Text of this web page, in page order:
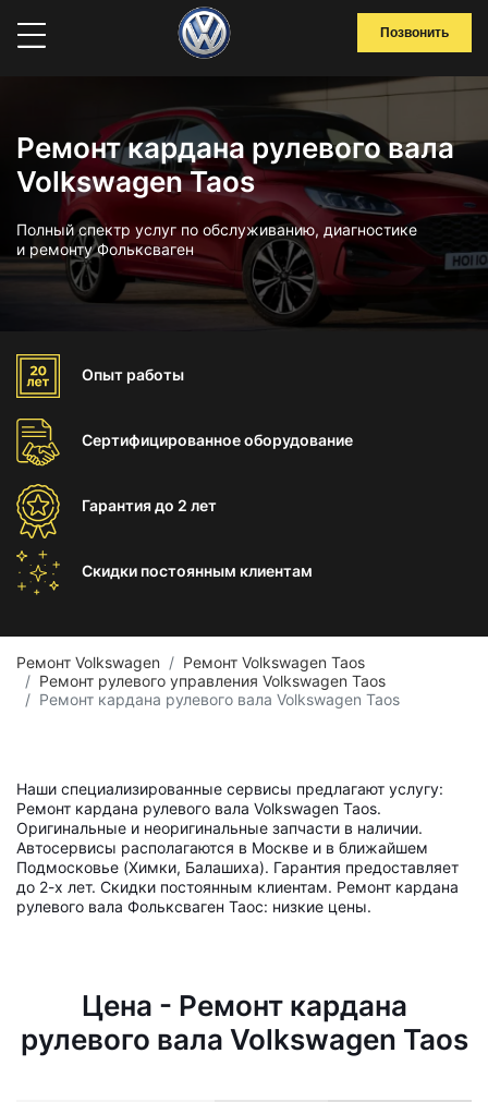
Позвонить
Ремонт кардана рулевого вала
Volkswagen Taos
Полный спектр услуг по обслуживанию, диагностике
и ремонту Фольксваген
Опыт работы
Сертифицированноеоборудование
Гарантиядо 2 лет
Скидки постоянным клиентам
Ремонт Volkswagen
Ремонт Volkswagen Taos
Ремонт рулевого управления Volkswagen Taos
Ремонт кардана рулевого вала Volkswagen Taos
Наши специализированные сервисы предлагают услугу:
Ремонт кардана рулевого вала Volkswagen Taos.
Оригинальные и неоригинальные запчасти в наличии.
Автосервисы располагаются в Москве и в ближайшем
Подмосковье (Химки, Балашиха). Гарантия предоставляет
до 2-х лет. Скидки постоянным клиентам. Ремонт кардана
рулевого вала Фольксваген Таос: низкие цены.
Цена - Ремонт кардана
рулевого вала Volkswagen Taos